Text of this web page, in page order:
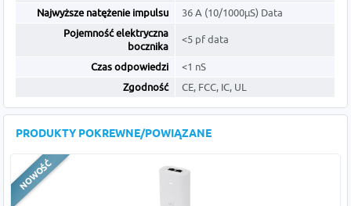
Najwyższe natężenie impulsu
36 A (10/1000µS) Data
Pojemność elektryczna
bocznika
<5 pf data
Czas odpowiedzi
<1 nS
Zgodność
CE, FCC, IC, UL
PRODUKTY POKREWNE/POWIĄZANE